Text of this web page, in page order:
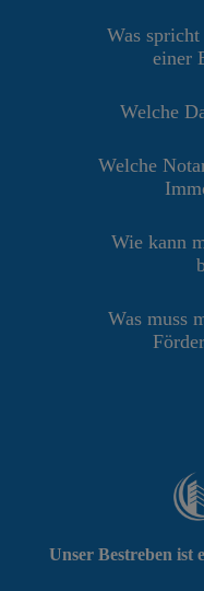
Was
einer
Welche
Welche
Wie kann
Was muss
Unser Bestreben ist